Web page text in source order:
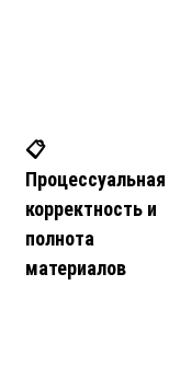
📋
Процессуальная
корректность и
полнота
материалов